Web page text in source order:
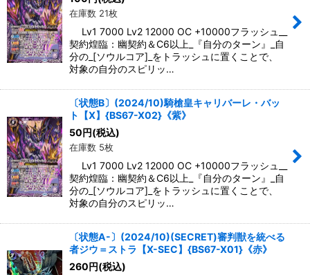
在庫数 21枚
Lv1 7000 Lv2 12000 OC +10000フラッシュ__
契約煌臨：幽契約＆C6以上_『自分のターン』_自
分の_[ソウルコア]_をトラッシュに置くことで、
対象の自分のスピリッ…
〔状態B〕(2024/10)騎槍皇キャリバーレ・バッ
ト【X】{BS67-X02}《紫》
50 円(税込)
在庫数 5枚
Lv1 7000 Lv2 12000 OC +10000フラッシュ__
契約煌臨：幽契約＆C6以上_『自分のターン』_自
分の_[ソウルコア]_をトラッシュに置くことで、
対象の自分のスピリッ…
〔状態A-〕(2024/10)(SECRET)審判獣を統べる
者ジウ＝ストラ【X-SEC】{BS67-X01}《赤》
260 円(税込)